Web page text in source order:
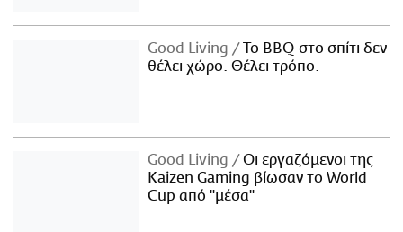
Good Living
Το BBQ στο σπίτι δεν
θέλει χώρο. Θέλει τρόπο.
Good Living
Οι εργαζόμενοι της
Kaizen Gaming βίωσαν το World
Cup από "μέσα"